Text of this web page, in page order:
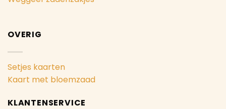
OVERIG
Setjes kaarten
Kaart met bloemzaad
KLANTENSERVICE